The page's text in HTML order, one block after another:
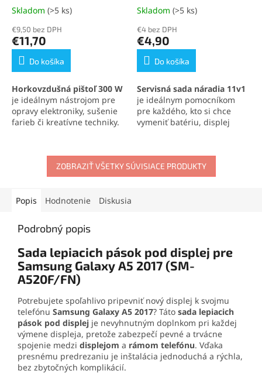
Priemerné
produktu
je
4,8
hviezdičiek.
Skladom (>5 ks)
€9,50 bez DPH
€11,70
Do košíka
Horkovzdušná pištoľ 300 W
je ideálnym nástrojom pre
opravy elektroniky, sušenie
farieb či kreatívne techniky.
ohrevu je vždy pripravená
na použitie. Je vhodná pre
domácich majstrov,
Priemerné
produktu
je
5,0
hviezdičiek.
Skladom (>5 ks)
€4 bez DPH
€4,90
Do košíka
Servisná sada náradia 11v1
je ideálnym pomocníkom
pre každého, kto si chce
vymeniť batériu, displej
Obsahuje skrutkovače,
otváracie nástroje, prísavku
aj vyberač SIM karty. Vďaka
ZOBRAZIŤ VŠETKY SÚVISIACE PRODUKTY
Popis Hodnotenie Diskusia
Podrobný popis
Sada lepiacich pások pod displej pre
Samsung Galaxy A5 2017 (SM-
A520F/FN)
Potrebujete spoľahlivo pripevniť nový displej k svojmu
telefónu Samsung Galaxy A5 2017? Táto sada lepiacich
pások pod displej je nevyhnutným doplnkom pri každej
výmene displeja, pretože zabezpečí pevné a trvácne
spojenie medzi displejom a rámom telefónu. Vďaka
presnému predrezaniu je inštalácia jednoduchá a rýchla,
bez zbytočných komplikácií.